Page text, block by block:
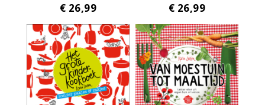
€ 26,99 € 26,99